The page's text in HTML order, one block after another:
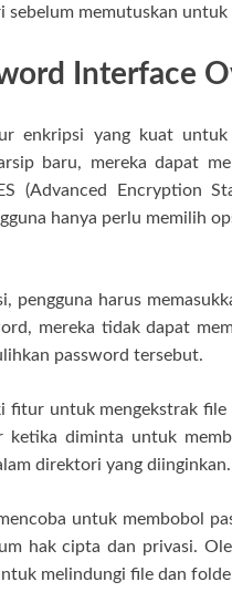
sebelum memutuskan untuk
Interface
enkripsi yang kuat
baru, mereka dapat
(Advanced Encryption
hanya perlu memilih
pengguna harus
mereka tidak dapat
password tersebut.
fitur untuk mengekstrak file
ketika diminta untuk
direktori yang diinginkan.
untuk membobol
hak cipta dan privasi.
melindungi file dan